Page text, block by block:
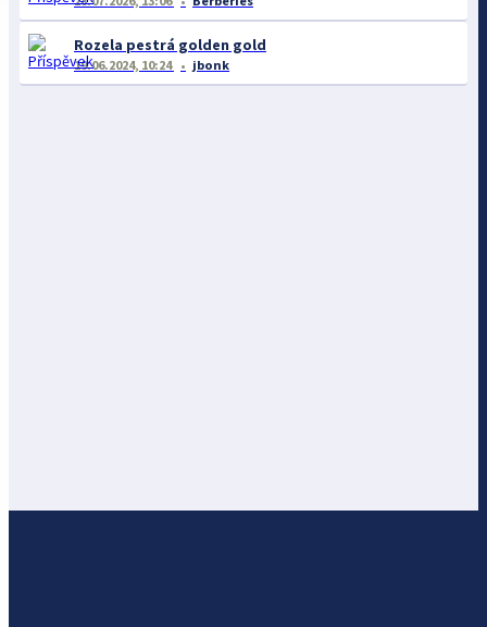
Rozela pestrá golden gold
19.06.2024, 10:24 jbonk